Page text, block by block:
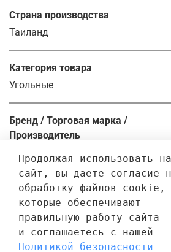
Страна производства
Таиланд
Категория товара
Угольные
Бренд / Торговая марка /
Производитель
Balarama's
Отзывы
Отзывов еще никто не оставлял
Продолжая использовать
сайт, вы даете согласие
обработку файлов cookie,
которые обеспечивают
правильную работу сайта
и соглашаетесь с нашей
Политикой безопасности